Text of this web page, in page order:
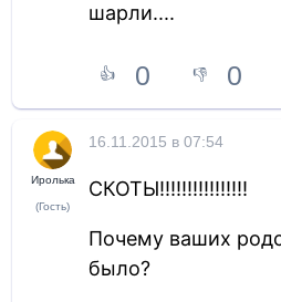
шарли....
👍 0 👎 0
Иролька
(Гость)
16.11.2015 в 07:54
СКОТЫ!!!!!!!!!!!!!!!!
Почему ваших
было?